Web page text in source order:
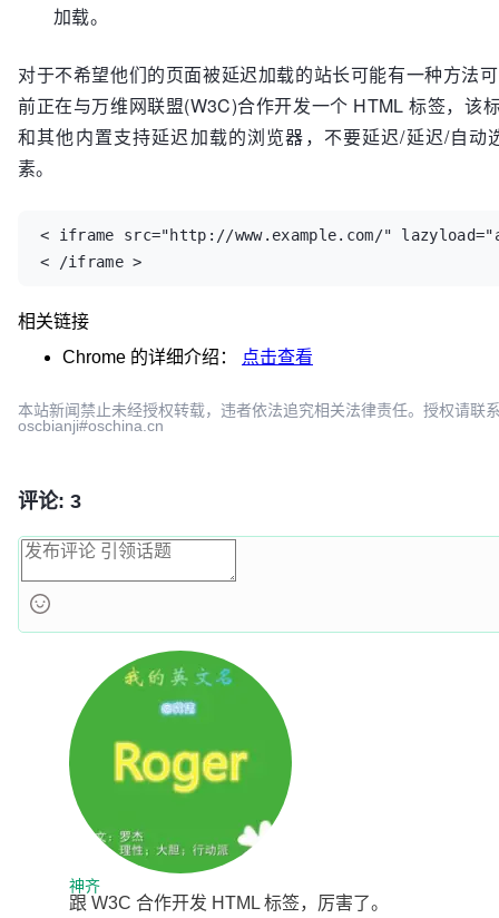
加载。
对于不希望他们的页面被延迟加载的站长可能有一种方法
前正在与万维网联盟(W3C)合作开发一个 HTML 标签，该
和其他内置支持延迟加载的浏览器，不要延迟/延迟/自动
素。
< iframe src="http://www.example.com/"
< /iframe >
相关链接
Chrome 的详细介绍： 点击查看
本站新闻禁止未经授权转载，违者依法追究相关法律责任。授权请联
oscbianji#oschina.cn
评论: 3
神齐
跟 W3C 合作开发 HTML 标签，厉害了。